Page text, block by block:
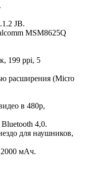
JB.
MSM8625Q
199 ppi, 5
расширения (Micro
в 480p,
4,0.
для наушников,
мАч.